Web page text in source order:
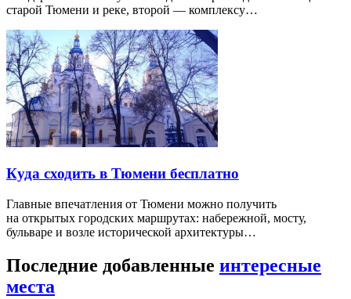
старой Тюмени и реке, второй — комплексу…
Куда сходить в Тюмени бесплатно
Главные впечатления от Тюмени можно получить
на открытых городских маршрутах: набережной, мосту,
бульваре и возле исторической архитектуры…
Последние добавленные интересные
места